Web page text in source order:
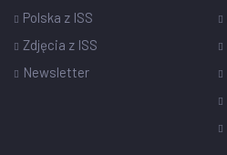
Polska z ISS
Zdjęcia z ISS
Newsletter